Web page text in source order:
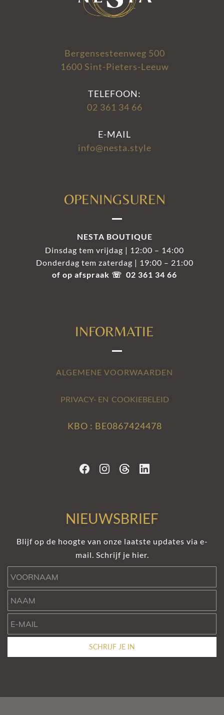
Bergensesteenweg 500
1600 Sint-Pieters-Leeuw
TELEFOON:
02 361 34 66
E-MAIL
info@nesta.style
OPENINGSUREN
NESTA BOUTIQUE
Dinsdag tem vrijdag | 12:00 – 14:00
Donderdag tem zaterdag | 19:00 – 21:00
of op afspraak ☏ 02 361 34 66
INFORMATIE
ALGEMENE VOORWAARDEN
PRIVACY- EN COOKIEBELEID
KBO : BE0867424478
NIEUWSBRIEF
Blijf op de hoogte van onze laatste updates via e-
mail. Schrijf je hier.
SCHRIJF JE IN